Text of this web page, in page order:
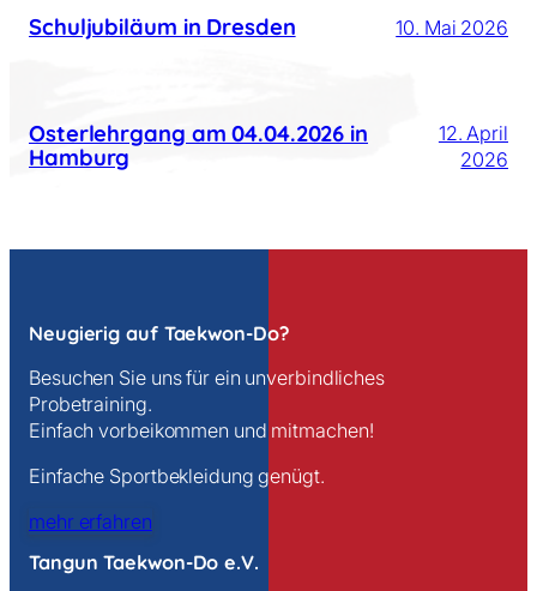
Schuljubiläum in Dresden 10. Mai 2026
Osterlehrgang am 04.04.2026 in
Hamburg
12. April
2026
Neugierig auf Taekwon-Do?
Besuchen Sie uns für ein unverbindliches
Probetraining.
Einfach vorbeikommen und mitmachen!
Einfache Sportbekleidung genügt.
mehr erfahren
Tangun Taekwon-Do e.V.